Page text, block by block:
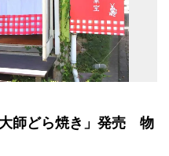
師どら焼き」発売 物